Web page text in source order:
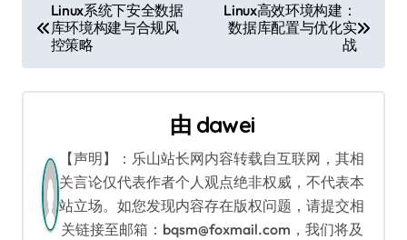
章
导
Linux系统下安全数据
库环境构建与合规风
控策略
Linux高效环境构建：
数据库配置与优化实
战
由 dawei
【声明】：乐山站长网内容转载自互联网，其相
关言论仅代表作者个人观点绝非权威，不代表本
站立场。如您发现内容存在版权问题，请提交相
关链接至邮箱：bqsm@foxmail.com，我们将及